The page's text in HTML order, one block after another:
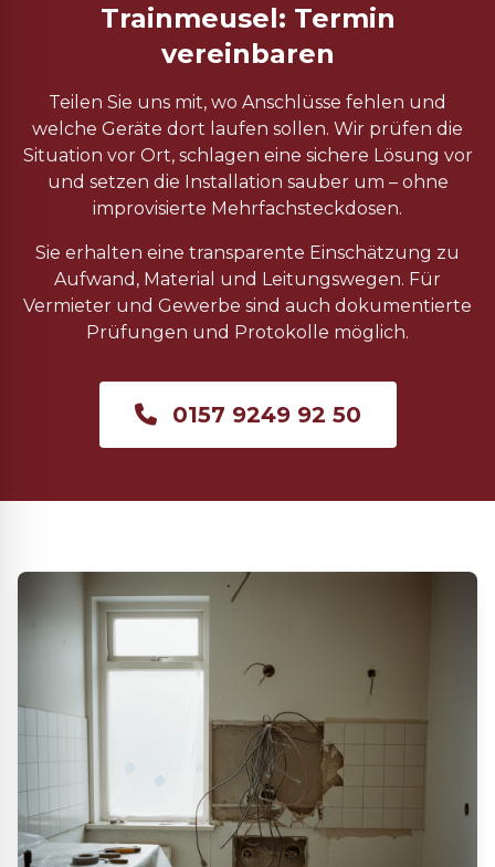
Trainmeusel: Termin
vereinbaren
Teilen Sie uns mit, wo Anschlüsse fehlen und
welche Geräte dort laufen sollen. Wir prüfen die
Situation vor Ort, schlagen eine sichere Lösung vor
und setzen die Installation sauber um – ohne
improvisierte Mehrfachsteckdosen.
Sie erhalten eine transparente Einschätzung zu
Aufwand, Material und Leitungswegen. Für
Vermieter und Gewerbe sind auch dokumentierte
Prüfungen und Protokolle möglich.
0157 9249 92 50